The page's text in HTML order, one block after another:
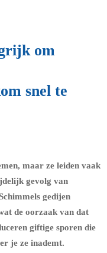
om
snel te
maar ze leiden vaak
gevolg van
gedijen
de oorzaak van dat
giftige sporen die
je ze inademt.